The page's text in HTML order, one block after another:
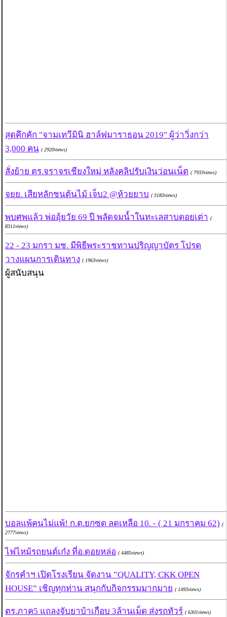
สุดคึกคัก "จามเทวีมินิ ฮาล์ฟมาราธอน 2019" ผู้ว่าวิ่งกว่า
3,000 คน ( 2920views)
สั่งย้าย ตร.จราจรเชียงใหม่ หลังคลิปรับเงินว่อนเน็ต ( 7933views)
จยย. เสียหลักชนต้นไม้ เจ็บ2 @ห้วยยาบ ( 3183views)
พบศพแล้ว พ่ออุ้ยวัย 69 ปี พลัดจมน้ำในทะเลสาบดอยเต่า (
8311views)
22 - 23 มกรา มช. มีพิธีพระราชทานปริญญาบัตร โปรด
วางแผนการเดินทาง ( 1963views)
ผู้สนับสนุน
บอลแพ้คนไม่แพ้! ก.ต.ยกซด ลดเหลือ 10. - ( 21 มกราคม 62) (
2777views)
ไฟไหม้รถยนต์เก๋ง ที่อ.ดอยหล่อ ( 4485views)
จักรคำฯ เปิดโรงเรียน จัดงาน ”QUALITY, CKK OPEN
HOUSE” เชิญทุกท่าน สนุกกับกิจกรรมมากมาย ( 1493views)
ตร.ภาค5 แถลงจับยาบ้าเกือบ 3ล้านเม็ด ส่งรถทัวร์ ( 6301views)